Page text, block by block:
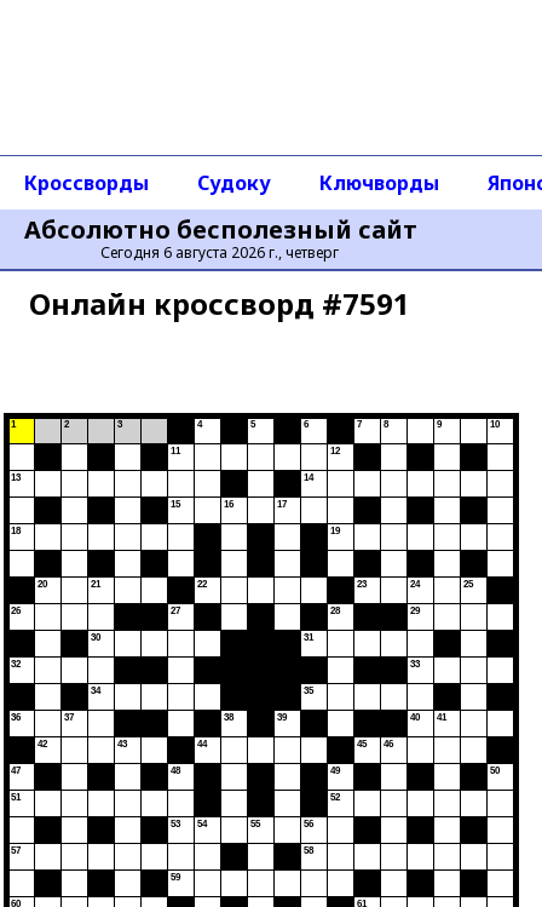
Абсолютно бесполезный сайт
Сегодня 6 августа 2026 г., четверг
Кроссворды Судоку Ключворды
Онлайн кроссворд #7591
1
13
18
26
32
36
47
51
57
60
20
42
2
37
21
30
34
3
43
11
15
27
48
53
59
4
22
44
54
16
38
5
55
17
39
6
14
31
35
56
58
12
19
28
49
52
7
23
45
61
8
46
24
29
33
40
9
41
25
10
50